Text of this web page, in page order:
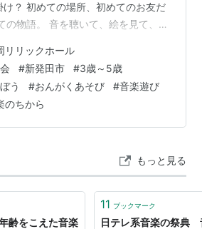
？ 初めての場所、初めてのお友だ
の物語。 音を聴いて、絵を見て、想
とやこんなこと、たっぷり音楽で遊
守ってくださっていたおうちの方
どんなに楽しくても、おうちの方
。 また、どこかで会えますよう
学生のお友だちです。 🎶🎶続きは次
リリックホール
#新発田市 #3歳～5歳
う #おんがくあそび #音楽遊び
のちから
もっと見る
齢をこえた音楽
11 ブックマーク
日テレ系音楽の祭典